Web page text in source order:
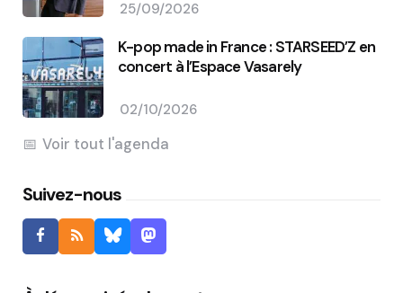
25/09/2026
K-pop made in France : STARSEED’Z en
concert à l’Espace Vasarely
02/10/2026
Voir tout l'agenda
Suivez-nous